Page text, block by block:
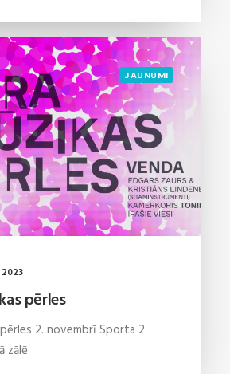
JAUNUMI
pērles
2. novembrī Sporta 2
zālē